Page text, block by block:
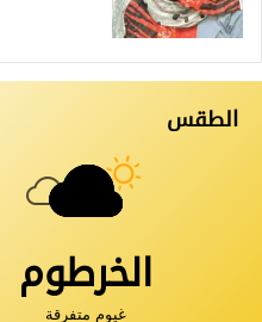
الطقس
الخرطوم
غيوم متفرقة